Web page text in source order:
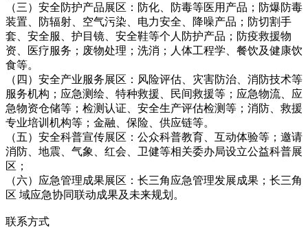
（三）安全防护产品展区：防化、防毒等医用产品；防爆防毒
装置、防辐射、空气污染、电力安全、降噪产品；防切割手
套、安全服、护目镜、安全鞋等个人防护产品；防疫救援物
资、医疗服务；废物处理；洗消；人体工程学、餐饮及健康饮
食等。
（四）安全产业服务展区：风险评估、灾害防治、消防技术等
服务机构；应急测绘、特种救援、民间救援等；应急物流、应
急物资仓储等；检测认证、安全生产评估检测等；消防、救援
专业培训机构等；金融、保险、供应链等。
（五）安全科普宣传展区：公众科普教育、互动体验等；邀请
消防、地震、气象、红会、卫健等相关委办局设立公益科普展
区；
（六）应急管理成果展区：长三角应急管理发展成果；长三角
区 域应急协同联动成果及未来规划。
联系方式